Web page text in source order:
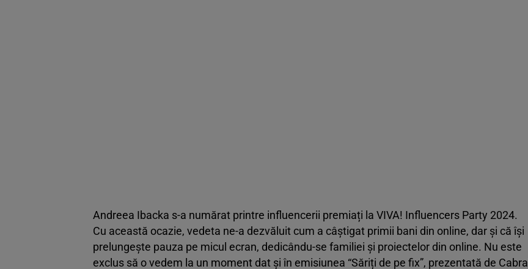
Andreea Ibacka s-a numărat printre influencerii premiați la VIVA! Influencers Party 2024.
Cu această ocazie, vedeta ne-a dezvăluit cum a câștigat primii bani din online, dar și că își
prelungește pauza pe micul ecran, dedicându-se familiei și proiectelor din online. Nu este
exclus să o vedem la un moment dat și în emisiunea “Săriți de pe fix”, prezentată de Cabral